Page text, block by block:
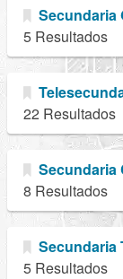
Secundaria
5 Resultados
22 Resultados
Secundaria
8 Resultados
Secundaria
5 Resultados